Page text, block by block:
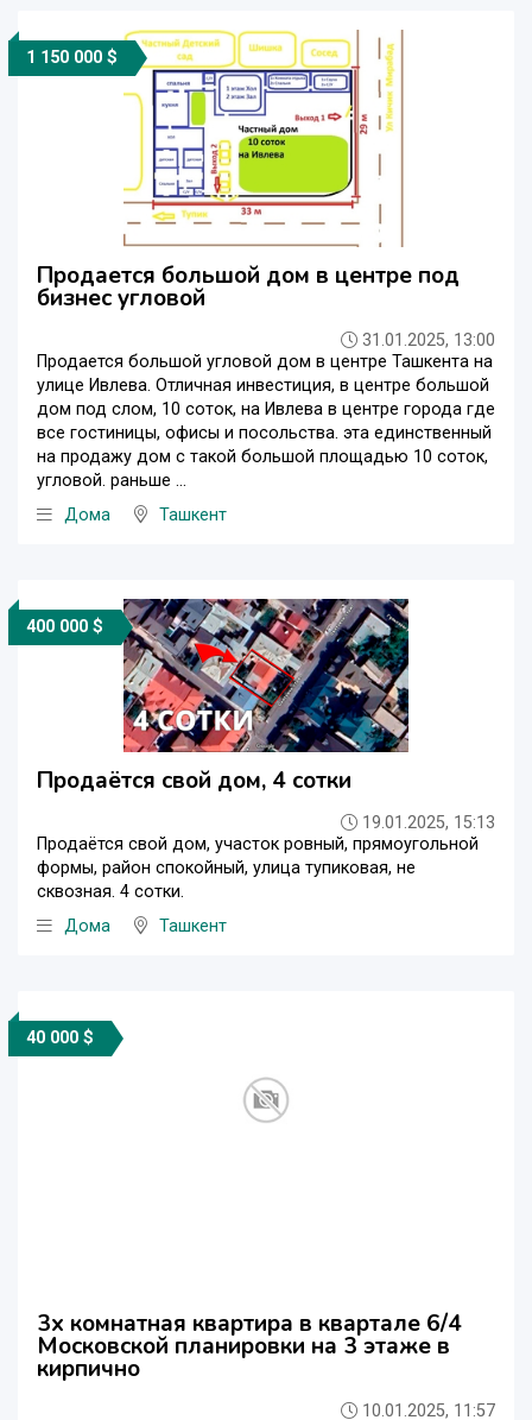
1 150 000 $
Продается большой дом в центре под
бизнес угловой
31.01.2025, 13:00
Продается большой угловой дом в центре Ташкента на
улице Ивлева. Отличная инвестиция, в центре большой
дом под слом, 10 соток, на Ивлева в центре города где
все гостиницы, офисы и посольства. эта единственный
на продажу дом с такой большой площадью 10 соток,
угловой. раньше ...
Дома
Ташкент
400 000 $
Продаётся свой дом, 4 сотки
19.01.2025, 15:13
Продаётся свой дом, участок ровный, прямоугольной
формы, район спокойный, улица тупиковая, не
сквозная. 4 сотки.
Дома
Ташкент
40 000 $
3х комнатная квартира в квартале 6/4
Московской планировки на 3 этаже в
кирпично
10.01.2025, 11:57